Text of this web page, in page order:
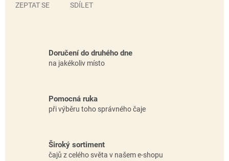
ZEPTAT SE SDÍLET
Doručení do druhého dne
na jakékoliv místo
Pomocná ruka
při výběru toho správného čaje
Široký sortiment
čajů z celého světa v našem e-shopu